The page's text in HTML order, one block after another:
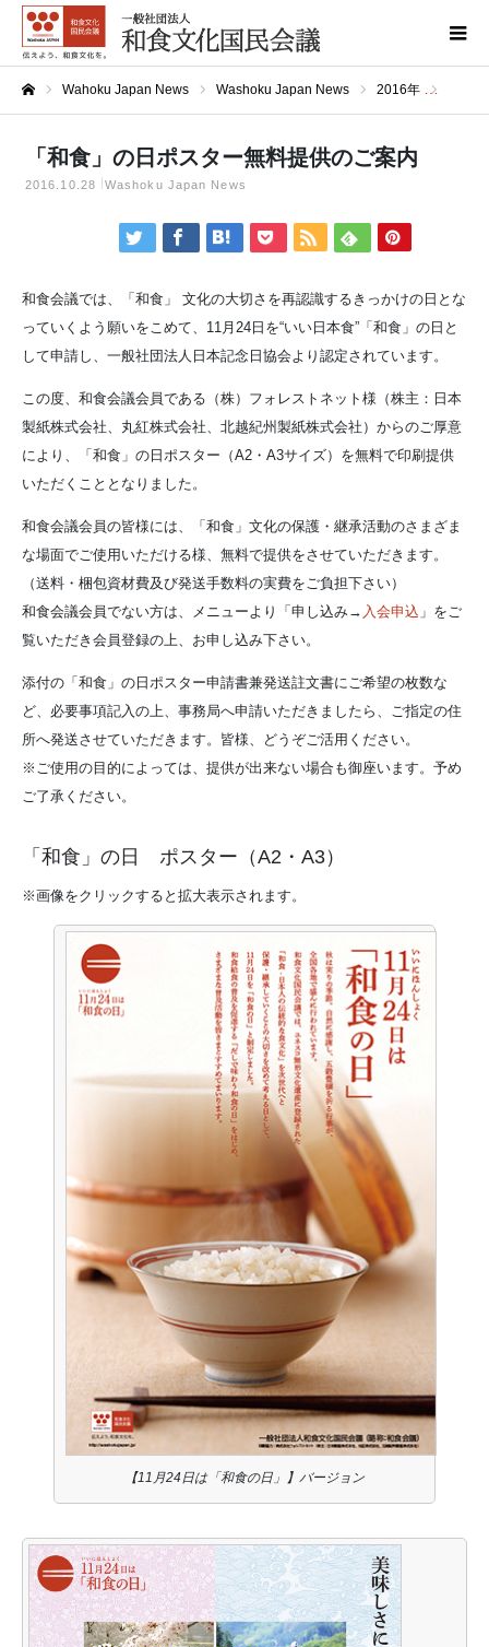
Wahoku Japan News Washoku Japan News 2016年
「和食」の日ポスター無料提供のご案内
2016.10.28 Washoku Japan News
和食会議では、「和食」 文化の大切さを再認識するきっかけの日とな
っていくよう願いをこめて、11月24日を“いい日本食”「和食」の日と
して申請し、一般社団法人日本記念日協会より認定されています。
この度、和食会議会員である（株）フォレストネット様（株主：日本
製紙株式会社、丸紅株式会社、北越紀州製紙株式会社）からのご厚意
により、「和食」の日ポスター（A2・A3サイズ）を無料で印刷提供
いただくこととなりました。
和食会議会員の皆様には、「和食」文化の保護・継承活動のさまざま
な場面でご使用いただける様、無料で提供をさせていただきます。
（送料・梱包資材費及び発送手数料の実費をご負担下さい）
和食会議会員でない方は、メニューより「申し込み→ 入会申込 」をご
覧いただき会員登録の上、お申し込み下さい。
添付の「和食」の日ポスター申請書兼発送註文書にご希望の枚数な
ど、必要事項記入の上、事務局へ申請いただきましたら、ご指定の住
所へ発送させていただきます。皆様、どうぞご活用ください。
※ご使用の目的によっては、提供が出来ない場合も御座います。予め
ご了承ください。
「和食」の日 ポスター（A2・A3）
※画像をクリックすると拡大表示されます。
【11月24日は「和食の日」】バージョン